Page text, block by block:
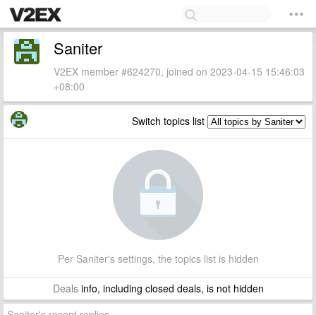
Saniter
V2EX member #624270, joined on 2023-04-15 15:46:03
+08:00
Switch topics list
Per Saniter's settings, the topics list is hidden
Dealsinfo, including closed deals, is not hidden